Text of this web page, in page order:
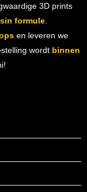
3D prints
formule.
en leveren we
wordt binnen